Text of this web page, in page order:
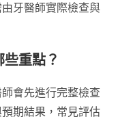
牙醫師實際檢查與
重點？
會先進行完整檢查
期結果，常見評估